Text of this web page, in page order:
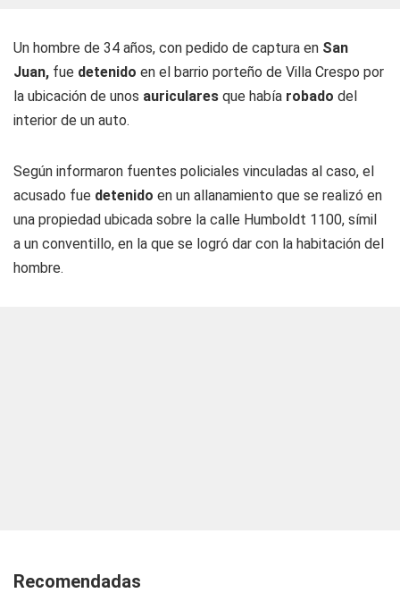
Un hombre de 34 años, con pedido de captura en San
Juan, fue detenido en el barrio porteño de Villa Crespo por
la ubicación de unos auriculares que había robado del
interior de un auto.
Según informaron fuentes policiales vinculadas al caso, el
acusado fue detenido en un allanamiento que se realizó en
una propiedad ubicada sobre la calle Humboldt 1100, símil
a un conventillo, en la que se logró dar con la habitación del
hombre.
Recomendadas